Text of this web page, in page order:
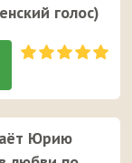
голос)
Юрию